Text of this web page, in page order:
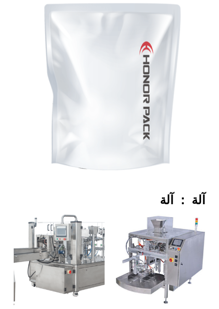
آلة ： آلة